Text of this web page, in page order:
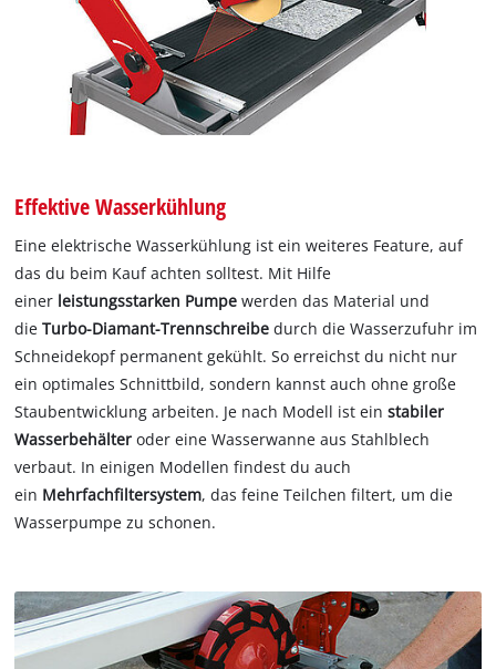
Effektive Wasserkühlung
Eine elektrische Wasserkühlung ist ein weiteres Feature, auf
das du beim Kauf achten solltest. Mit Hilfe
einer leistungsstarken Pumpe werden das Material und
dieTurbo-Diamant-Trennschreibe durch die Wasserzufuhr im
Schneidekopf permanent gekühlt. So erreichst du nicht nur
ein optimales Schnittbild, sondern kannst auch ohne große
Staubentwicklung arbeiten. Je nach Modell ist einstabiler
Wasserbehälter oder eine Wasserwanne aus Stahlblech
verbaut. In einigen Modellen findest du auch
ein Mehrfachfiltersystem, das feine Teilchen filtert, um die
Wasserpumpe zu schonen.